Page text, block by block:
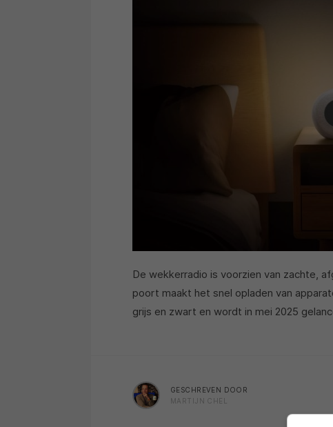
De wekkerradio is voorzien van zachte,
poort maakt het snel opladen van
grijs en zwart en wordt in mei 2025
GESCHREVEN DOOR
MARTIJN CHEL